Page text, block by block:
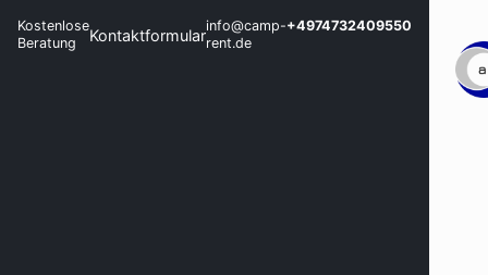
Kostenlose
Beratung
Kontaktformularinfo@camp-
rent.de
+4974732409550